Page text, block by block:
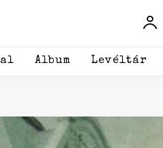
Album Levéltár